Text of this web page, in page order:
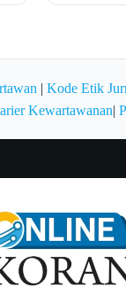
| Kode Etik
Kewartawanan|